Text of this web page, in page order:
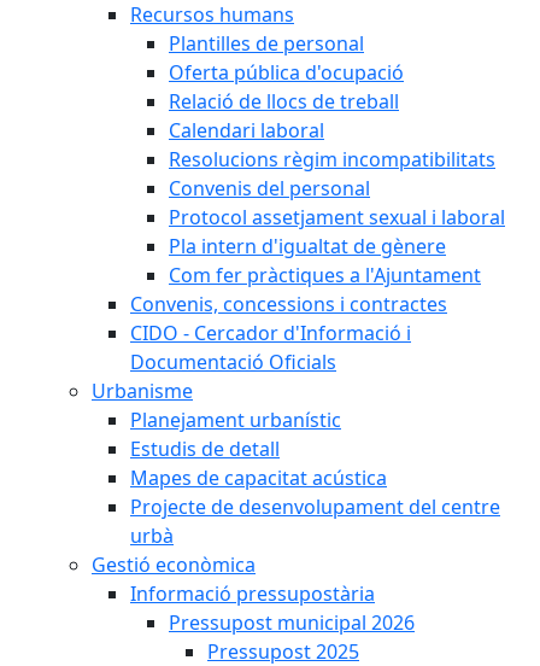
Recursos humans
Plantilles de personal
Oferta pública d'ocupació
Relació de llocs de treball
Calendari laboral
Resolucions règim incompatibilitats
Convenis del personal
Protocol assetjament sexual i laboral
Pla intern d'igualtat de gènere
Com fer pràctiques a l'Ajuntament
Convenis, concessions i contractes
CIDO - Cercador d'Informació i
Documentació Oficials
Urbanisme
Planejament urbanístic
Estudis de detall
Mapes de capacitat acústica
Projecte de desenvolupament del centre
urbà
Gestió econòmica
Informació pressupostària
Pressupost municipal 2026
Pressupost 2025